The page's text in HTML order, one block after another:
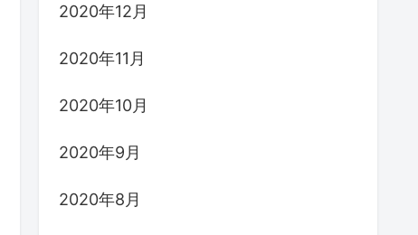
2020年12月
2020年11月
2020年10月
2020年9月
2020年8月